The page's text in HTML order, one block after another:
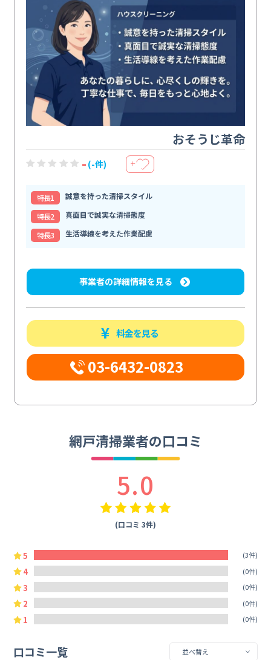
おそうじ革命
- (-件) ＋
特⻑1
誠意を持った清掃スタイル
特⻑2
真面目で誠実な清掃態度
特⻑3
生活導線を考えた作業配慮
事業者の詳細情報を見る
料金を見る
03-6432-0823
網戸清掃業者の口コミ
5.0
(口コミ 3件)
5 (3件)
4 (0件)
3 (0件)
2 (0件)
1 (0件)
口コミ一覧